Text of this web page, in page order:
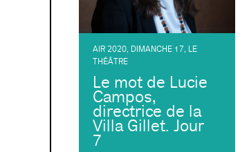
AIR 2020, DIMANCHE 17, LE
THÉÂTRE
Le mot de Lucie
Campos,
directrice de la
Villa Gillet. Jour
7